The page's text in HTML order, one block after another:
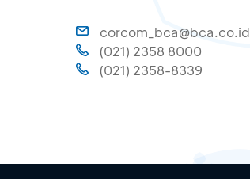
corcom_bca@bca.co.id
(021) 2358 8000
(021) 2358-8339